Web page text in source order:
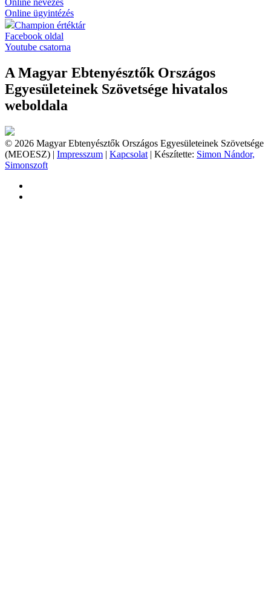
Online nevezés
Online ügyintézés
Champion értéktár
Facebook oldal
Youtube csatorna
A Magyar Ebtenyésztők Országos
Egyesületeinek Szövetsége hivatalos
weboldala
© 2026 Magyar Ebtenyésztők Országos Egyesületeinek Szövetsége
(MEOESZ) | Impresszum | Kapcsolat | Készítette: Simon Nándor,
Simonszoft